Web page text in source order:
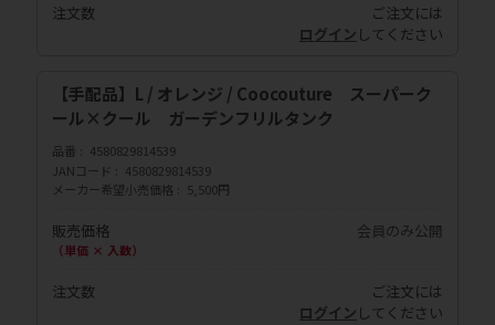
注文数
ご注文には
ログイン してください
【手配品】L / オレンジ / Coocouture スーパーク
ール×クール ガーデンフリルタンク
品番
4580829814539
JANコード
4580829814539
メーカー希望小売価格
5,500円
販売価格
（単価 × 入数）
会員のみ公開
注文数
ご注文には
ログイン してください